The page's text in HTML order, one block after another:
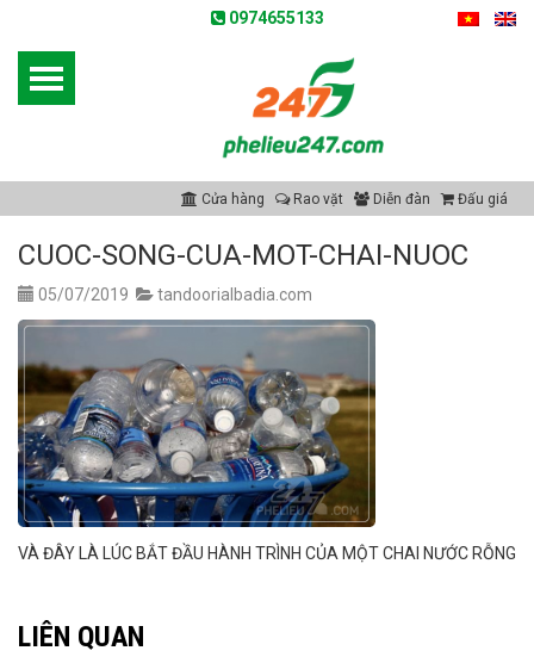
0974655133
Cửa hàng Rao vặt Diễn đàn Đấu giá
CUOC-SONG-CUA-MOT-CHAI-NUOC
05/07/2019 tandoorialbadia.com
VÀ ĐÂY LÀ LÚC BẮT ĐẦU HÀNH TRÌNH CỦA MỘT CHAI NƯỚC RỖNG
LIÊN QUAN